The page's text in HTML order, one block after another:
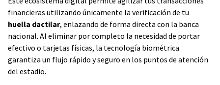
financieras utilizando únicamente la verificación de tu
huella dactilar, enlazando de forma directa con la banca
nacional. Al eliminar por completo la necesidad de portar
efectivo o tarjetas físicas, la tecnología biométrica
garantiza un flujo rápido y seguro en los puntos de atención
del estadio.